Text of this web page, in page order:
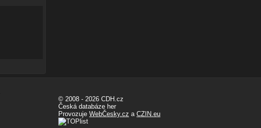
© 2008 - 2026 CDH.cz
Česká databáze her
Provozuje WebČesky.cz a CZIN.eu